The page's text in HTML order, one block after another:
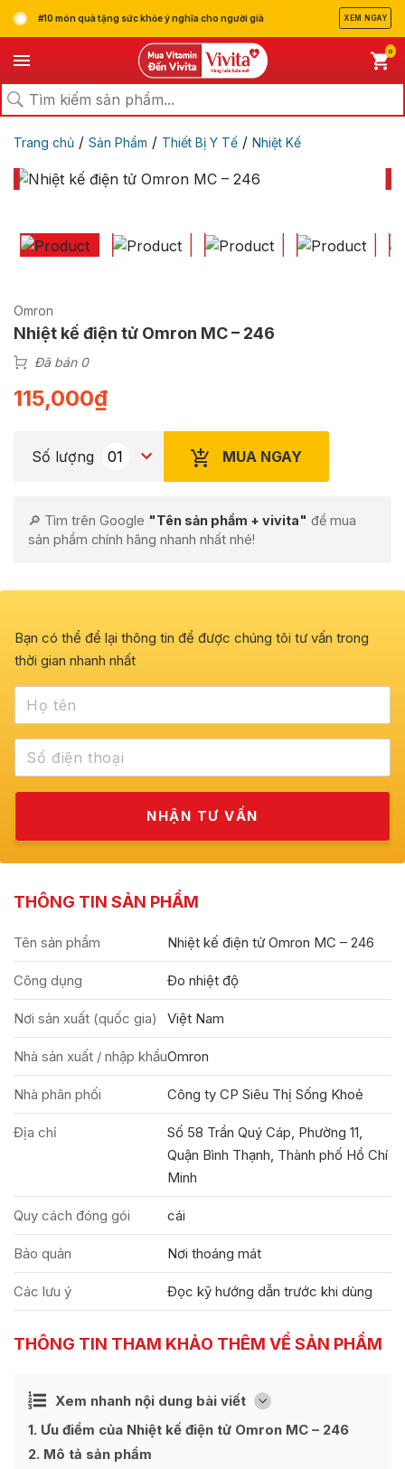
#10 món quà tặng sức khỏe ý nghĩa cho người già XEM NGAY
0
Trang chủ / Sản Phẩm / Thiết Bị Y Tế / Nhiệt Kế
Omron
Nhiệt kế điện tử Omron MC – 246
Đã bán 0
115,000₫
Số lượng MUA NGAY
🔎 Tìm trên Google "Tên sản phẩm + vivita" để mua
sản phẩm chính hãng nhanh nhất nhé!
Bạn có thể để lại thông tin để được chúng tôi tư vấn trong
thời gian nhanh nhất
THÔNG TIN SẢN PHẨM
Tên sản phẩm Nhiệt kế điện tử Omron MC – 246
Công dụng Đo nhiệt độ
Nơi sản xuất (quốc gia) Việt Nam
Nhà sản xuất / nhập khẩuOmron
Nhà phân phối Công ty CP Siêu Thị Sống Khoẻ
Địa chỉ
Số 58 Trần Quý Cáp, Phường 11,
Quận Bình Thạnh, Thành phố Hồ Chí
Minh
Quy cách đóng gói cái
Bảo quản Nơi thoáng mát
Các lưu ý Đọc kỹ hướng dẫn trước khi dùng
THÔNG TIN THAM KHẢO THÊM VỀ SẢN PHẨM
Xem nhanh nội dung bài viết [
Ẩn
1 Ưu điểm của Nhiệt kế điện tử Omron MC – 246
2 Mô tả sản phẩm